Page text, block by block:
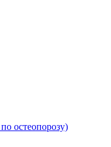
остеопорозу)